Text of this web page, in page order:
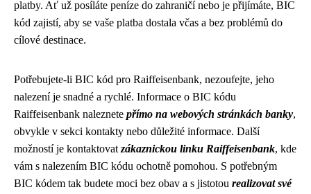
platby. Ať už posíláte peníze do zahraničí nebo je přijímáte, BIC
kód zajistí, aby se vaše platba dostala včas a bez problémů do
cílové destinace.
Potřebujete-li BIC kód pro Raiffeisenbank, nezoufejte, jeho
nalezení je snadné a rychlé. Informace o BIC kódu
Raiffeisenbank naleznete přímo na webových stránkách banky,
obvykle v sekci kontakty nebo důležité informace. Další
možností je kontaktovat zákaznickou linku Raiffeisenbank, kde
vám s nalezením BIC kódu ochotně pomohou. S potřebným
BIC kódem tak budete moci bez obav a s jistotou realizovat své